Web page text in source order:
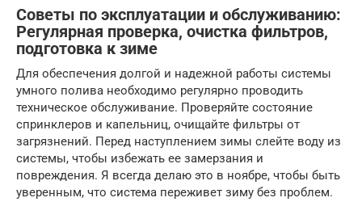
Советы по эксплуатации и обслуживанию:
Регулярная проверка, очистка фильтров,
подготовка к зиме
Для обеспечения долгой и надежной работы системы
умного полива необходимо регулярно проводить
техническое обслуживание. Проверяйте состояние
спринклеров и капельниц, очищайте фильтры от
загрязнений. Перед наступлением зимы слейте воду из
системы, чтобы избежать ее замерзания и
повреждения. Я всегда делаю это в ноябре, чтобы быть
уверенным, что система переживет зиму без проблем.